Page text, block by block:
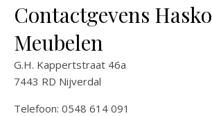
Contactgevens Hasko
Meubelen
G.H. Kappertstraat 46a
7443 RD Nijverdal
Telefoon: 0548 614 091